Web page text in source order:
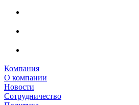
Компания
О компании
Новости
Сотрудничество